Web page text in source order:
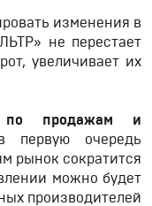
изменения в
не перестает
увеличивает их
по продажам и
первую очередь
рынок сократится
можно будет
производителей